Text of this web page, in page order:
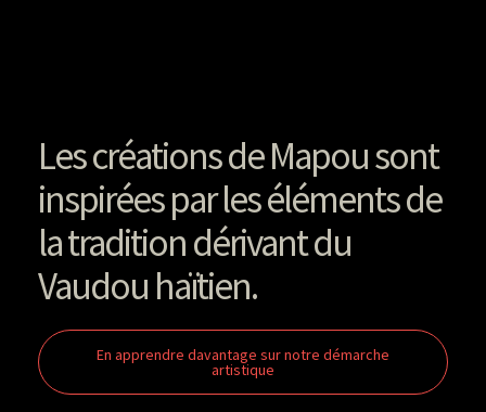
Les créations de Mapou sont
inspirées par les éléments de
la tradition dérivant du
Vaudou haïtien.
En apprendre davantage sur notre démarche
artistique